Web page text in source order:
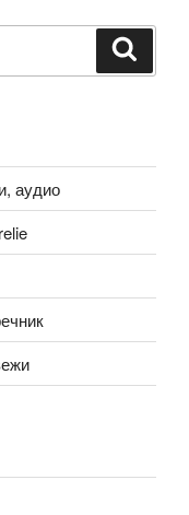
аудио